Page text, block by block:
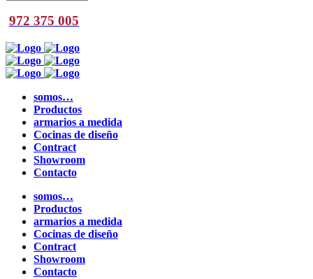
972 375 005
somos…
Productos
armarios a medida
Cocinas de diseño
Contract
Showroom
Contacto
somos…
Productos
armarios a medida
Cocinas de diseño
Contract
Showroom
Contacto